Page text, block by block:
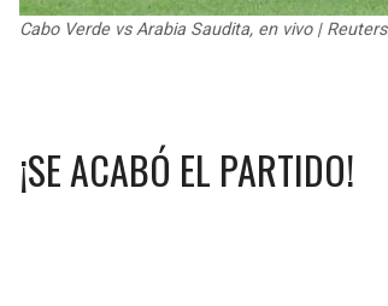
Cabo Verde vs Arabia Saudita, en vivo | Reuters
¡SE ACABÓ EL PARTIDO!